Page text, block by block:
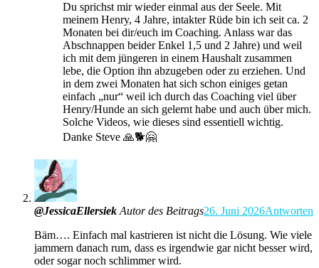
Du sprichst mir wieder einmal aus der Seele. Mit
meinem Henry, 4 Jahre, intakter Rüde bin ich seit ca. 2
Monaten bei dir/euch im Coaching. Anlass war das
Abschnappen beider Enkel 1,5 und 2 Jahre) und weil
ich mit dem jüngeren in einem Haushalt zusammen
lebe, die Option ihn abzugeben oder zu erziehen. Und
in dem zwei Monaten hat sich schon einiges getan
einfach „nur“ weil ich durch das Coaching viel über
Henry/Hunde an sich gelernt habe und auch über mich.
Solche Videos, wie dieses sind essentiell wichtig.
Danke Steve 🙏🐕🤗
@JessicaEllersiek Autor des Beitrags26. Juni 2026Antworten
Bäm…. Einfach mal kastrieren ist nicht die Lösung. Wie viele
jammern danach rum, dass es irgendwie gar nicht besser wird,
oder sogar noch schlimmer wird.